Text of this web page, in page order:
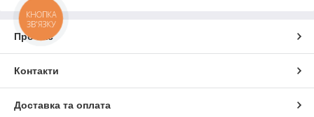
Про нас
Контакти
Доставка та оплата
КНОПКА
ЗВ'ЯЗКУ